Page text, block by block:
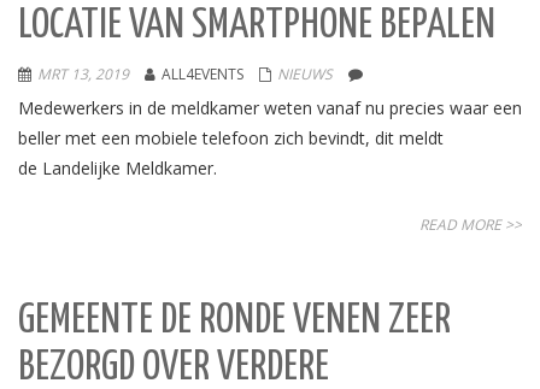
LOCATIE VAN SMARTPHONE BEPALEN
MRT 13, 2019 ALL4EVENTS NIEUWS
Medewerkers in de meldkamer weten vanaf nu precies waar een
beller met een mobiele telefoon zich bevindt, dit meldt
de Landelijke Meldkamer.
READ MORE >>
GEMEENTE DE RONDE VENEN ZEER
BEZORGD OVER VERDERE